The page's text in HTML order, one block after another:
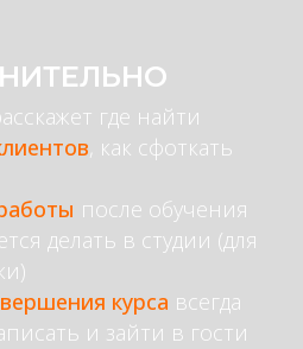
где найти
, как сфоткать
после обучения
делать в студии (для
курса всегда
и зайти в гости